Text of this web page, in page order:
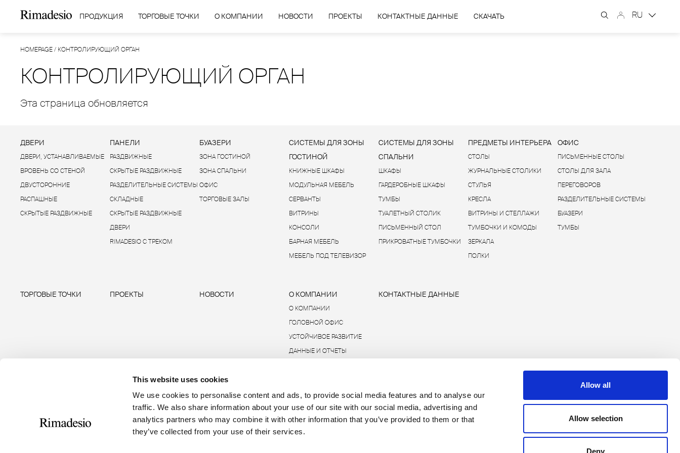
This website uses cookies
We use cookies to personalise content and ads, to provide social media features and to analyse our
traffic. We also share information about your use of our site with our social media, advertising and
analytics partners who may combine it with other information that you’ve provided to them or that
they’ve collected from your use of their services.
Allow all
Allow selection
Deny
ПРОДУКЦИЯ ТОРГОВЫЕ ТОЧКИ О КОМПАНИИ НОВОСТИ ПРОЕКТЫ КОНТАКТНЫЕ ДАННЫЕ СКАЧАТЬ RU
HOMEPAGE/ КОНТРОЛИРУЮЩИЙ ОРГАН
КОНТРОЛИРУЮЩИЙ ОРГАН
Эта страница обновляется
ДВЕРИ
ДВЕРИ, УСТАНАВЛИВАЕМЫЕ
ВРОВЕНЬ СО СТЕНОЙ
ДВУСТОРОННИЕ
РАСПАШНЫЕ
СКРЫТЫЕ РАЗДВИЖНЫЕ
ПАНЕЛИ
РАЗДВИЖНЫЕ
СКРЫТЫЕ РАЗДВИЖНЫЕ
РАЗДЕЛИТЕЛЬНЫЕ СИСТЕМЫ
СКЛАДНЫЕ
СКРЫТЫЕ РАЗДВИЖНЫЕ
ДВЕРИ
RIMADESIO С ТРЕКОМ
БУАЗЕРИ
ЗОНА ГОСТИНОЙ
ЗОНА СПАЛЬНИ
ОФИС
ТОРГОВЫЕ ЗАЛЫ
СИСТЕМЫ ДЛЯ ЗОНЫ
ГОСТИНОЙ
КНИЖНЫЕ ШКАФЫ
МОДУЛЬНАЯ МЕБЕЛЬ
СЕРВАНТЫ
ВИТРИНЫ
КОНСОЛИ
БАРНАЯ МЕБЕЛЬ
МЕБЕЛЬ ПОД ТЕЛЕВИЗОР
СИСТЕМЫ ДЛЯ ЗОНЫ
СПАЛЬНИ
ШКАФЫ
ГАРДЕРОБНЫЕ ШКАФЫ
ТУМБЫ
ТУАЛЕТНЫЙ СТОЛИК
ПИСЬМЕННЫЙ СТОЛ
ПРИКРОВАТНЫЕ ТУМБОЧКИ
ПРЕДМЕТЫ ИНТЕРЬЕРА
СТОЛЫ
ЖУРНАЛЬНЫЕ СТОЛИКИ
СТУЛЬЯ
КРЕСЛА
ВИТРИНЫ И СТЕЛЛАЖИ
ТУМБОЧКИ И КОМОДЫ
ЗЕРКАЛА
ПОЛКИ
ОФИС
ПИСЬМЕННЫЕ СТОЛЫ
СТОЛЫ ДЛЯ ЗАЛА
ПЕРЕГОВОРОВ
РАЗДЕЛИТЕЛЬНЫЕ СИСТЕМЫ
БУАЗЕРИ
ТУМБЫ
ТОРГОВЫЕ ТОЧКИ ПРОЕКТЫ НОВОСТИ О КОМПАНИИ
О КОМПАНИИ
ГОЛОВНОЙ ОФИС
УСТОЙЧИВОЕ РАЗВИТИЕ
ДАННЫЕ И ОТЧЕТЫ
КОНТАКТНЫЕ ДАННЫЕ
RIMADESIO S.P.A
Seguici
P.IVA 00685930968 Copyright © 2026 Rimadesio. All rights reserved Area Legale